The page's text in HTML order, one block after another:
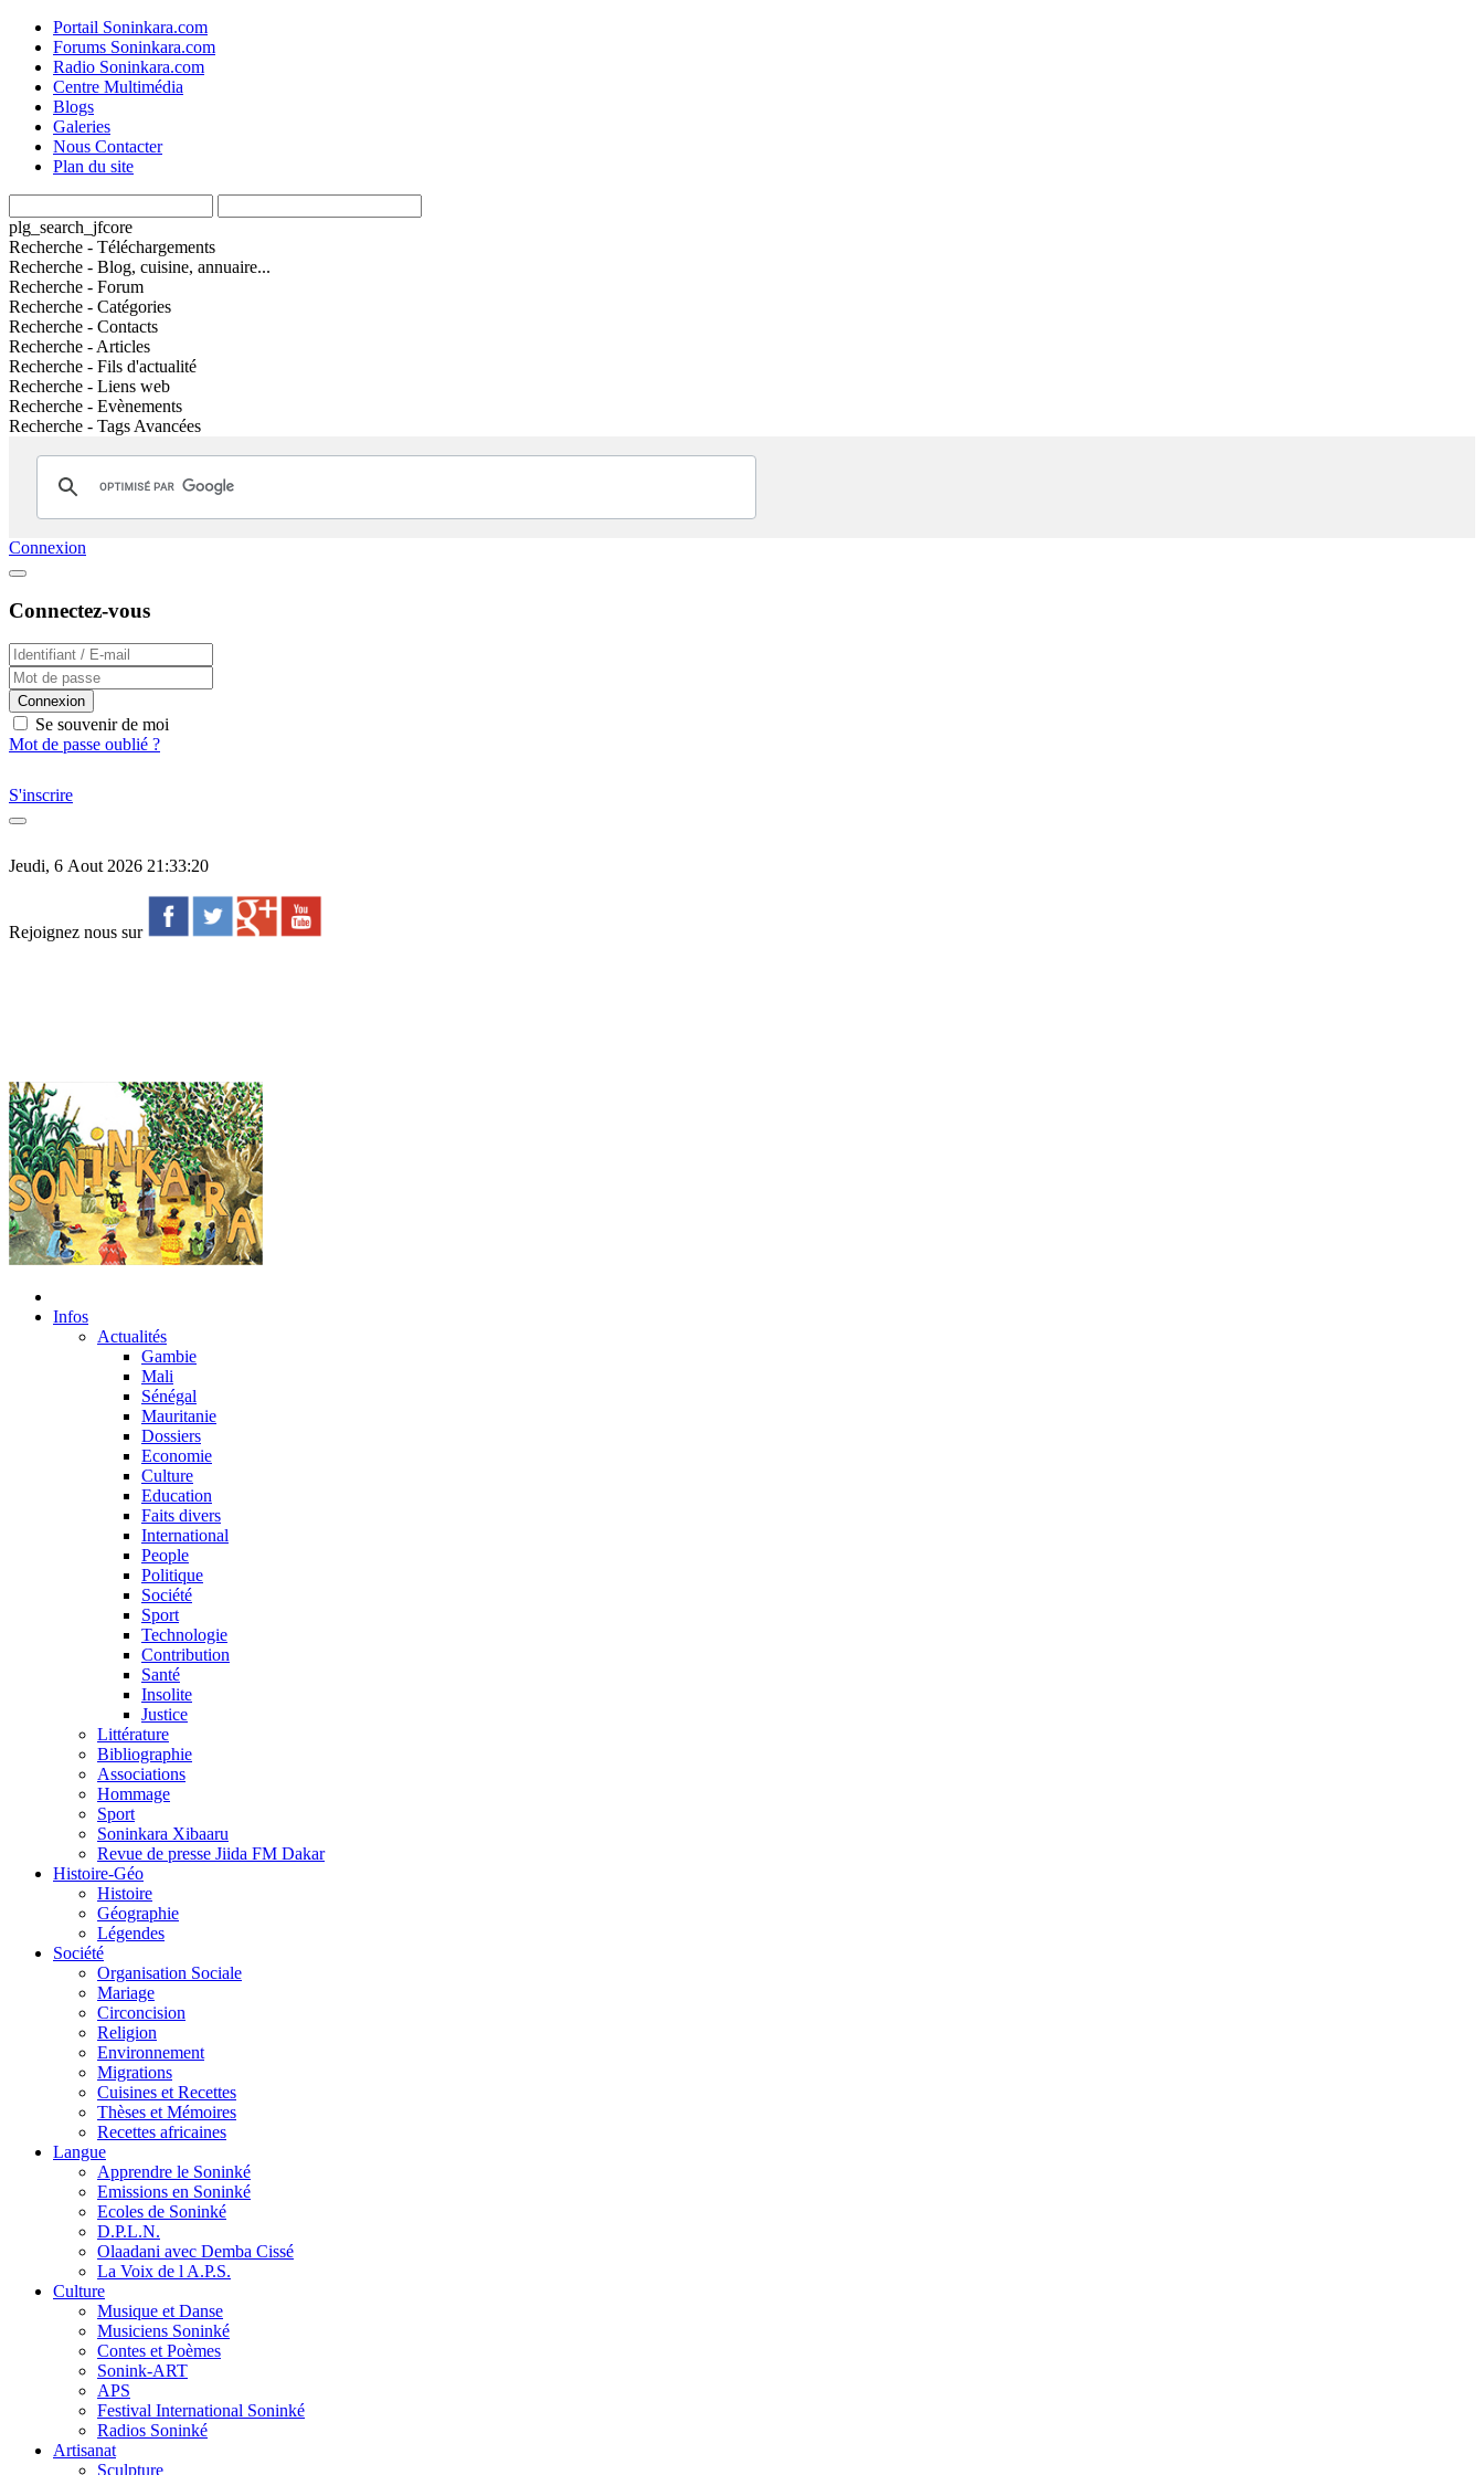
Portail Soninkara.com
Forums Soninkara.com
Radio Soninkara.com
Centre Multimédia
Blogs
Galeries
Nous Contacter
Plan du site
plg_search_jfcore
Recherche - Téléchargements
Recherche - Blog, cuisine, annuaire...
Recherche - Forum
Recherche - Catégories
Recherche - Contacts
Recherche - Articles
Recherche - Fils d'actualité
Recherche - Liens web
Recherche - Evènements
Recherche - Tags Avancées
Connexion
Connectez-vous
Connexion
Se souvenir de moi
Mot de passe oublié ?
S'inscrire
Jeudi, 6 Aout 2026 21:33:20
Rejoignez nous sur
Infos
Actualités
Gambie
Mali
Sénégal
Mauritanie
Dossiers
Economie
Culture
Education
Faits divers
International
People
Politique
Société
Sport
Technologie
Contribution
Santé
Insolite
Justice
Littérature
Bibliographie
Associations
Hommage
Sport
Soninkara Xibaaru
Revue de presse Jiida FM Dakar
Histoire-Géo
Histoire
Géographie
Légendes
Société
Organisation Sociale
Mariage
Circoncision
Religion
Environnement
Migrations
Cuisines et Recettes
Thèses et Mémoires
Recettes africaines
Langue
Apprendre le Soninké
Emissions en Soninké
Ecoles de Soninké
D.P.L.N.
Olaadani avec Demba Cissé
La Voix de l A.P.S.
Culture
Musique et Danse
Musiciens Soninké
Contes et Poèmes
Sonink-ART
APS
Festival International Soninké
Radios Soninké
Artisanat
Sculpture